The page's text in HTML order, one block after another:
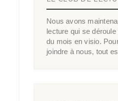
Nous avons
lecture qui se
du mois en visio.
joindre à nous, tout